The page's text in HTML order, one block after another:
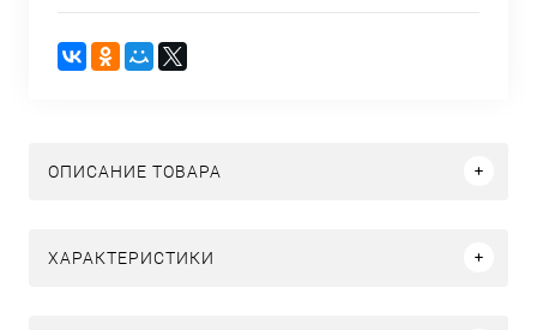
ОПИСАНИЕ ТОВАРА
ХАРАКТЕРИСТИКИ